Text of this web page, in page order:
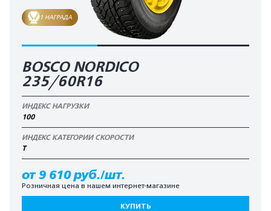
1 НАГРАДА
BOSCO NORDICO
235/60R16
ИНДЕКС НАГРУЗКИ
100
ИНДЕКС КАТЕГОРИИ СКОРОСТИ
T
от 9 610 руб./шт.
Розничная цена в нашем интернет-магазине
КУПИТЬ